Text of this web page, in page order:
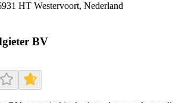
HT Westervoort, Nederland
BV